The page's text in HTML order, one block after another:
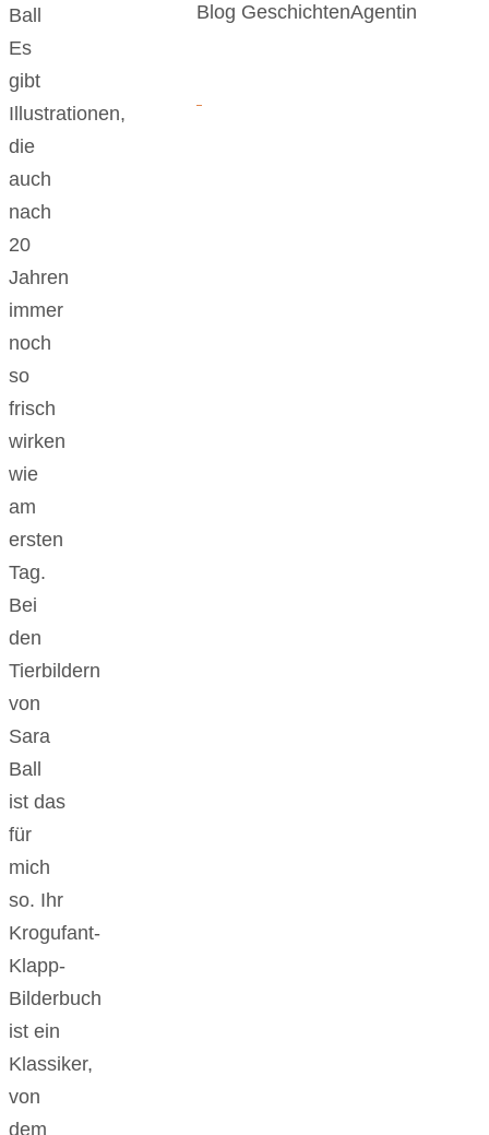
Es
gibt
Illustrationen,
die
auch
nach
20
Jahren
immer
noch
so
frisch
wirken
wie
am
ersten
Tag.
Bei
den
Tierbildern
von
Sara
Ball
ist das
für
mich
so. Ihr
Krogufant-
Klapp-
Bilderbuch
ist ein
Klassiker,
von
dem
Blog GeschichtenAgentin